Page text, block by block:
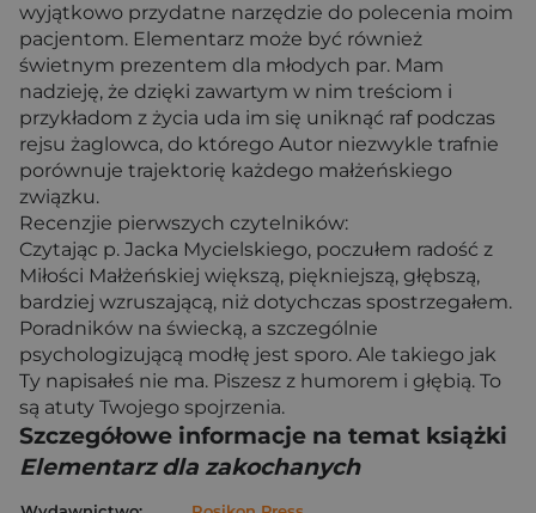
wyjątkowo przydatne narzędzie do polecenia moim
pacjentom. Elementarz może być również
świetnym prezentem dla młodych par. Mam
nadzieję, że dzięki zawartym w nim treściom i
przykładom z życia uda im się uniknąć raf podczas
rejsu żaglowca, do którego Autor niezwykle trafnie
porównuje trajektorię każdego małżeńskiego
związku.
Recenzjie pierwszych czytelników:
Czytając p. Jacka Mycielskiego, poczułem radość z
Miłości Małżeńskiej większą, piękniejszą, głębszą,
bardziej wzruszającą, niż dotychczas spostrzegałem.
Poradników na świecką, a szczególnie
psychologizującą modłę jest sporo. Ale takiego jak
Ty napisałeś nie ma. Piszesz z humorem i głębią. To
są atuty Twojego spojrzenia.
Szczegółowe informacje na temat książki
Elementarz dla zakochanych